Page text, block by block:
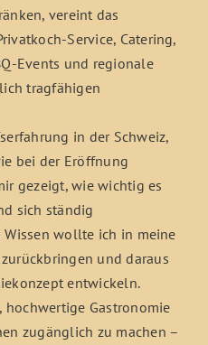
vereint das
Service, Catering,
Events und regionale
tragfähigen
in der Schweiz,
bei der Eröffnung
gezeigt, wie wichtig es
sich ständig
wollte ich in meine
und daraus
entwickeln.
hochwertige Gastronomie
zugänglich zu machen –